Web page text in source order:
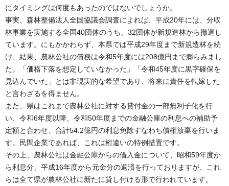
にタイミングは何度もあったのではないでしょうか。
事実、森林整備法人全国協議会調査によれば、平成20年には、分収
林事業を実施する全国40団体のうち、32団体が新規造林から撤退し
ています。にもかかわらず、本県では平成29年度まで新規造林を続
け、結果、農林公社の債務は令和5年度には208億円まで膨らみまし
た。「価格下落を想定していなかった」「令和45年度に黒字確保を
見込んでいた」とは非現実的な希望であり、将来に責任を転嫁した
と言わざるを得ません。
また、県はこれまで農林公社に対する貸付金の一部無利子化を行
い、令和6年度以降、令和50年度までの金融公庫の利息への補助予
定額と合わせ、合計54.2億円の利息免除すなわち債権放棄を行いま
す。民間企業であれば、これは桁違いの特例措置です。
その上、農林公社は金融公庫からの借入金について、昭和59年度か
ら利息分、平成16年度から元金分の返済を行っておりますが、これ
らは全て県が農林公社に新たに貸し付ける形で行われています。